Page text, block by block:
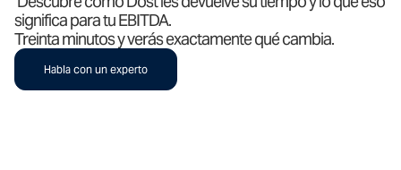
significa para tu EBITDA.
Treinta minutos y verás exactamente qué cambia.
Habla con un experto